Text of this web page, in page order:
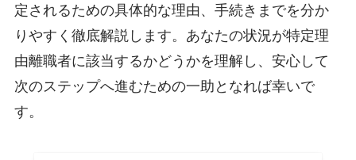
定されるための具体的な理由、手続きまでを分か
りやすく徹底解説します。あなたの状況が特定理
由離職者に該当するかどうかを理解し、安心して
次のステップへ進むための一助となれば幸いで
す。